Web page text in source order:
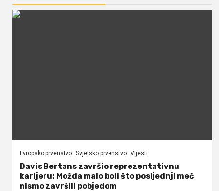
Evropsko prvenstvo Svjetsko prvenstvo Vijesti
Davis Bertans završio reprezentativnu
karijeru: Možda malo boli što posljednji meč
nismo završili pobjedom